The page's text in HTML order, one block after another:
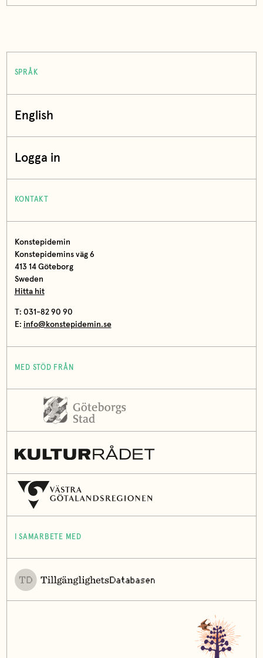
SPRÅK
English
Logga in
KONTAKT
Konstepidemin
Konstepidemins väg 6
413 14 Göteborg
Sweden
Hitta hit
T: 031-82 90 90
E: info@konstepidemin.se
MED STÖD FRÅN
I SAMARBETE MED